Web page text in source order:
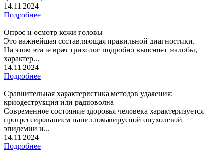
14.11.2024
Подробнее
Опрос и осмотр кожи головы
Это важнейшая составляющая правильной диагностики.
На этом этапе врач-трихолог подробно выясняет жалобы,
характер...
14.11.2024
Подробнее
Сравнительная характеристика методов удаления:
криодеструкция или радиоволна
Современное состояние здоровья человека характеризуется
прогрессированием папилломавирусной опухолевой
эпидемии и...
14.11.2024
Подробнее